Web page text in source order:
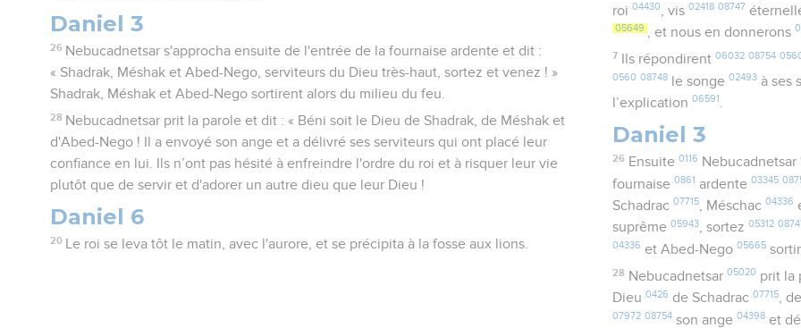
Daniel 3
26 Nebucadnetsar s'approcha ensuite de l'entrée de la fournaise ardente et dit :
« Shadrak, Méshak et Abed-Nego, serviteurs du Dieu très-haut, sortez et venez ! »
Shadrak, Méshak et Abed-Nego sortirent alors du milieu du feu.
28 Nebucadnetsar prit la parole et dit : « Béni soit le Dieu de Shadrak, de Méshak et
d'Abed-Nego ! Il a envoyé son ange et a délivré ses serviteurs qui ont placé leur
confiance en lui. Ils n’ont pas hésité à enfreindre l'ordre du roi et à risquer leur vie
plutôt que de servir et d'adorer un autre dieu que leur Dieu !
Daniel 6
20 Le roi se leva tôt le matin, avec l'aurore, et se précipita à la fosse aux lions.
roi04430 , vis02418 08747
05649 , et nous en donnerons
7 Ils répondirent 06032 08754
0560 08748 le songe02493 à ses
l’explication06591 .
Daniel 3
26 Ensuite 0116 Nebucadnetsar
fournaise0861 ardente03345
Schadrac07715, Méschac04336
suprême05943, sortez05312
04336 et Abed-Nego05665
28 Nebucadnetsar 05020 prit la
Dieu0426 de Schadrac07715,
07972 08754 son ange04398 et